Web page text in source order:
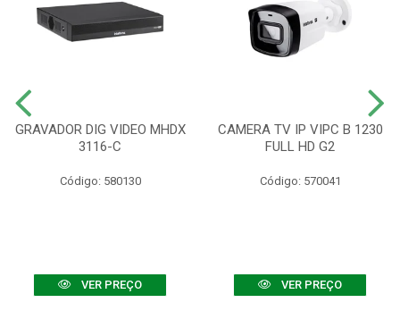
GRAVADOR DIG VIDEO MHDX
3116-C
Código: 580130
VER PREÇO
CAMERA TV IP VIPC B 1230
FULL HD G2
Código: 570041
VER PREÇO